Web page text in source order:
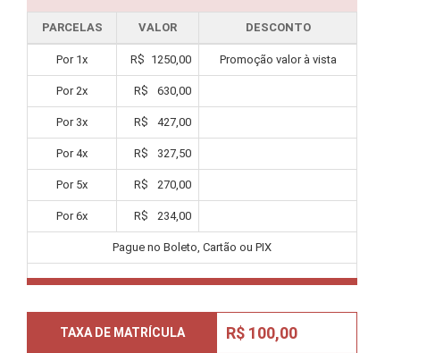
PARCELAS VALOR DESCONTO
Por 1x R$ 1250,00 Promoção valor à vista
Por2x R$ 630,00
Por 3x R$ 427,00
Por4x R$ 327,50
Por 5x R$ 270,00
Por6x R$ 234,00
Pague no Boleto, Cartão ou PIX
TAXA DE MATRÍCULA R$ 100,00